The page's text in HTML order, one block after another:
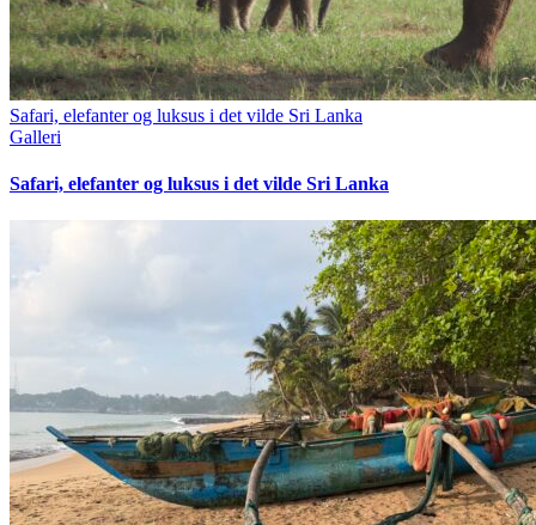
Safari, elefanter og luksus i det vilde Sri Lanka
Galleri
Safari, elefanter og luksus i det vilde Sri Lanka